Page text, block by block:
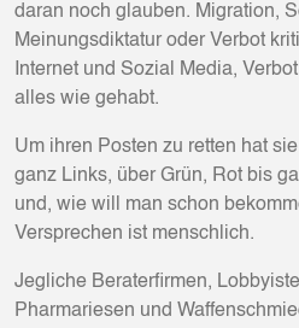
daran noch glauben. Migration,
Meinungsdiktatur oder Verbot
Internet und Sozial Media,
alles wie gehabt.
Um ihren Posten zu retten hat
ganz Links, über Grün, Rot bis
und, wie will man schon
Versprechen ist menschlich.
Jegliche Beraterfirmen,
Pharmariesen und